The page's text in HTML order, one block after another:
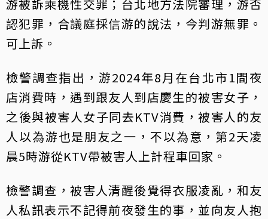
游被訴乘機性交罪；台北地方法院審理，游否
認犯罪，合議庭採信游的說法，今判游無罪。
可上訴。
檢警調查指出，游2024年8月在台北市1間夜
店消費時，遇到跟友人到店慶生的被害女子，
之後與被害人女子同去KTV消費，被害人的友
人以為游也是朋友之一，不以為意，第2天凌
晨5時游從KTV帶被害人上計程車回家。
檢警調查，被害人清醒後覺得衣服凌亂，和友
人私訊表示不記得前夜發生的事，並向友人抱